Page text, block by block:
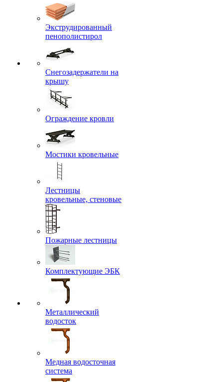
Экструдированный
пенополистирол
Снегозадержатели на
крышу
Ограждение кровли
Мостики кровельные
Лестницы
кровельные, стеновые
Пожарные лестницы
Комплектующие ЭБК
Металлический
водосток
Медная водосточная
система